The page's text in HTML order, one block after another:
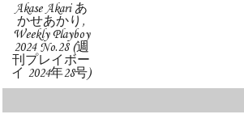
Akase Akari あ
かせあかり,
Weekly Playboy
2024 No.28 (週
刊プレイボー
イ 2024年28号)